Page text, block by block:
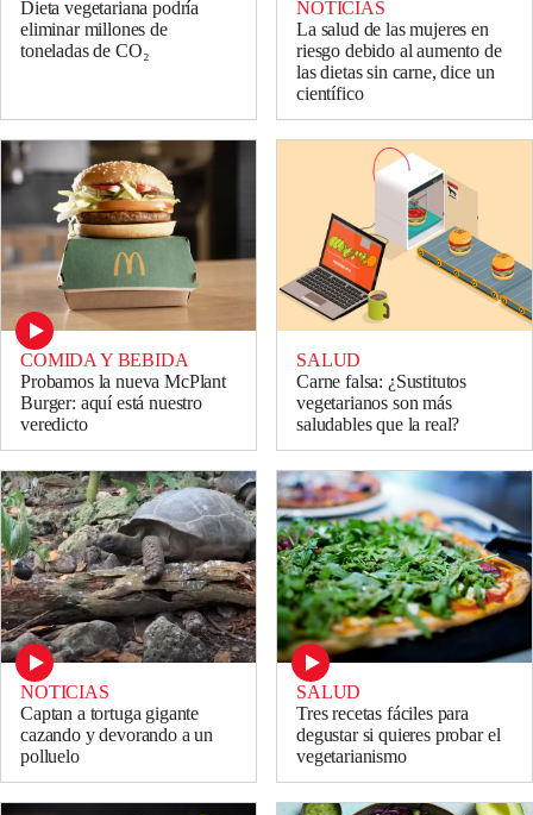
Dieta vegetariana podría
eliminar millones de
toneladas de CO₂
NOTICIAS
La salud de las mujeres en
riesgo debido al aumento de
las dietas sin carne, dice un
científico
COMIDA Y BEBIDA
Probamos la nueva McPlant
Burger: aquí está nuestro
veredicto
SALUD
Carne falsa: ¿Sustitutos
vegetarianos son más
saludables que la real?
NOTICIAS
Captan a tortuga gigante
cazando y devorando a un
polluelo
SALUD
Tres recetas fáciles para
degustar si quieres probar el
vegetarianismo